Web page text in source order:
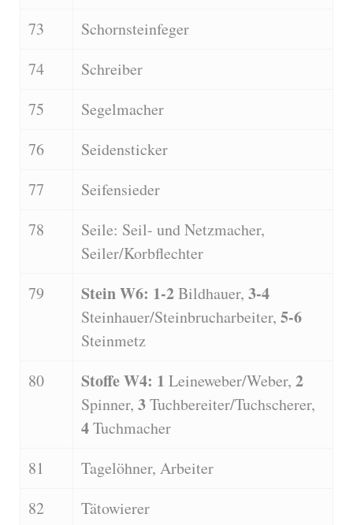
73
Schornsteinfeger
74
Schreiber
75
Segelmacher
76
Seidensticker
77
Seifensieder
78
Seile: Seil- und Netzmacher,
Seiler/Korbflechter
79
Stein W6: 1-2Bildhauer, 3-4
Steinhauer/Steinbrucharbeiter, 5-6
Steinmetz
80
Stoffe W4: 1 Leineweber/Weber, 2
Spinner, 3Tuchbereiter/Tuchscherer,
4Tuchmacher
81
Tagelöhner, Arbeiter
82
Tätowierer